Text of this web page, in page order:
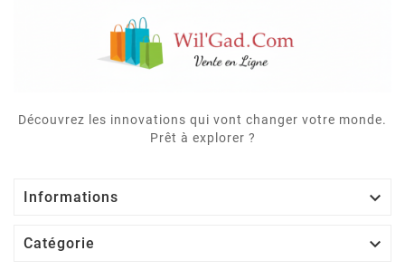
Découvrez les innovations qui vont changer votre monde.
Prêt à explorer ?
Informations 
Catégorie 